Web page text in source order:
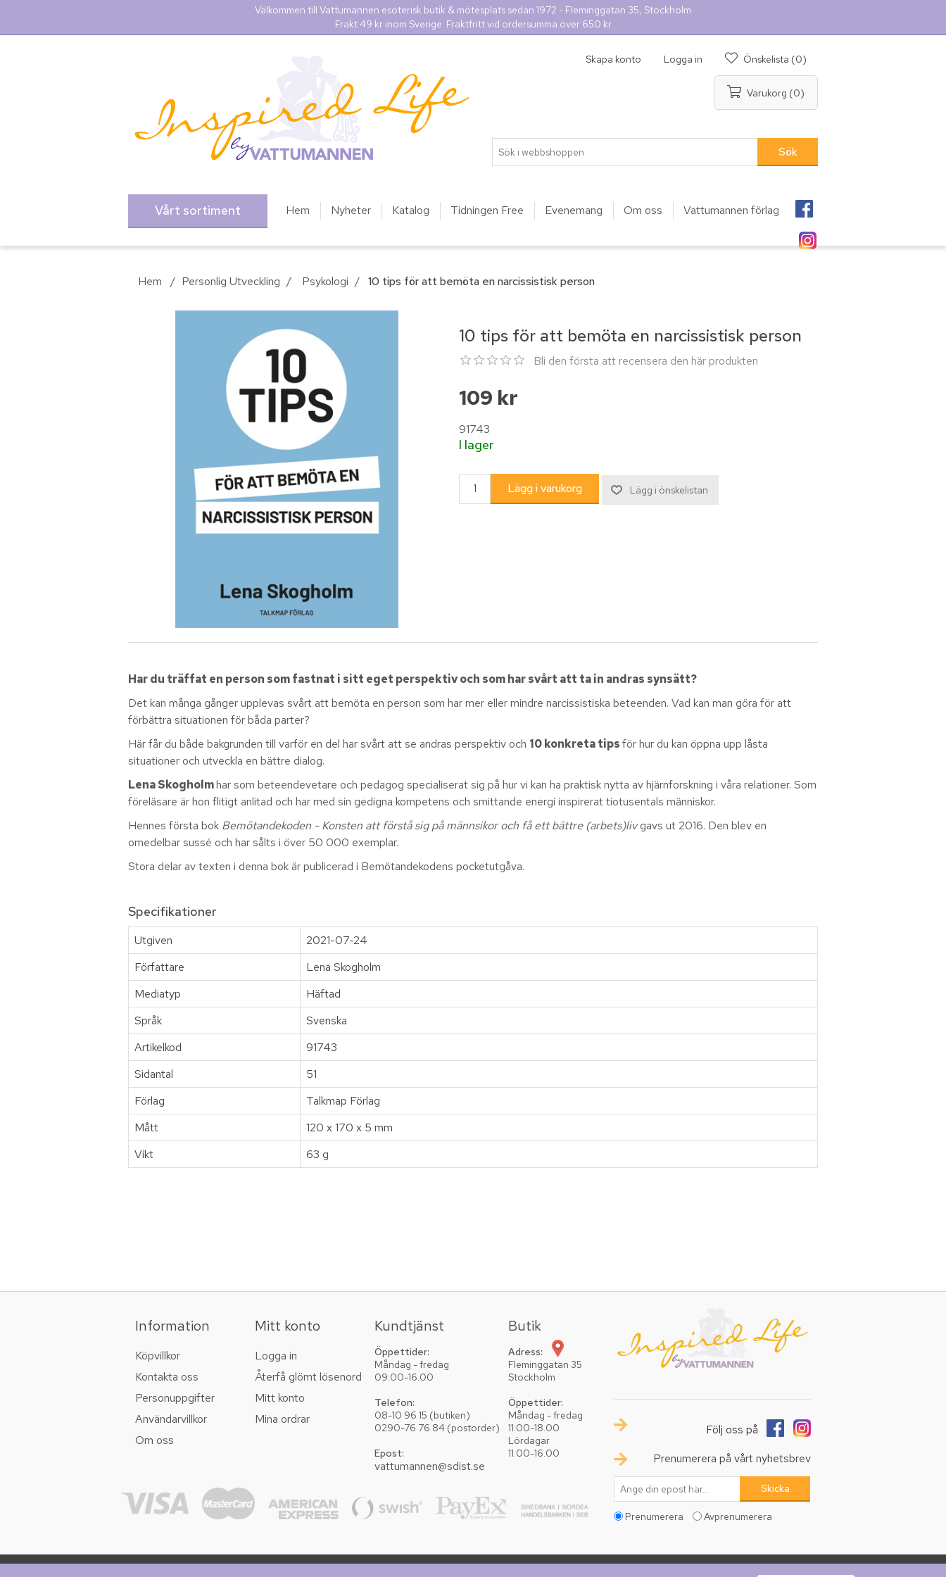
Välkommen till Vattumannen esoterisk butik & mötesplats sedan 1972 - Fleminggatan 35, Stockholm
Frakt 49 kr inom Sverige. Fraktfritt vid ordersumma över 650 kr
Skapa konto Logga in Önskelista (0)
Varukorg (0)
Vårt sortiment Hem Nyheter Katalog Tidningen Free Evenemang Om oss Vattumannen förlag
Hem / Personlig Utveckling / Psykologi / 10 tips för att bemöta en narcissistisk person
10 tips för att bemöta en narcissistisk person
Bli den första att recensera den här produkten
109 kr
91743
I lager
Har du träffat en person som fastnat i sitt eget perspektiv och som har svårt att ta in andras synsätt?
Det kan många gånger upplevas svårt att bemöta en person som har mer eller mindre narcissistiska beteenden. Vad kan man göra för att
förbättra situationen för båda parter?
Här får du både bakgrunden till varför en del har svårt att se andras perspektiv och 10 konkreta tipsför hur du kan öppna upp låsta
situationer och utveckla en bättre dialog.
Lena Skogholmhar som beteendevetare och pedagog specialiserat sig på hur vi kan ha praktisk nytta av hjärnforskning i våra relationer. Som
föreläsare är hon flitigt anlitad och har med sin gedigna kompetens och smittande energi inspirerat tiotusentals människor.
Hennes första bok Bemötandekoden - Konsten att förstå sig på männsikor och få ett bättre (arbets)livgavs ut 2016. Den blev en
omedelbar sussé och har sålts i över 50 000 exemplar.
Stora delar av texten i denna bok är publicerad i Bemötandekodens pocketutgåva.
Specifikationer
Utgiven
2021-07-24
Författare
Lena Skogholm
Mediatyp
Häftad
Språk
Svenska
Artikelkod
91743
Sidantal
51
Förlag
Talkmap Förlag
Mått
120 x 170 x 5 mm
Vikt
63 g
Information
Köpvillkor
Kontakta oss
Personuppgifter
Användarvillkor
Om oss
Mitt konto
Logga in
Återfå glömt lösenord
Mitt konto
Mina ordrar
Kundtjänst
Öppettider:
Måndag - fredag
09:00-16.00
Telefon:
08-10 96 15 (butiken)
0290-76 76 84 (postorder)
Epost:
vattumannen@sdist.se
Butik
Adress:
Fleminggatan 35
Stockholm
Öppettider:
Måndag - fredag
11:00-18.00
Lördagar
11:00-16.00
Följ oss på
Prenumerera på vårt nyhetsbrev
Prenumerera Avprenumerera